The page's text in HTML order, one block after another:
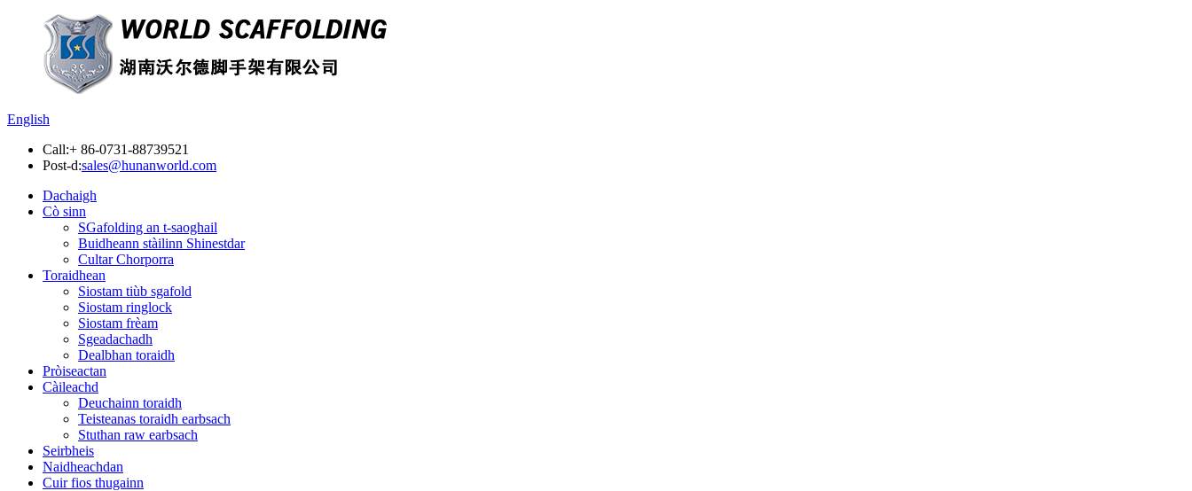
English
Call:+ 86-0731-88739521
Post-d:sales@hunanworld.com
Dachaigh
Cò sinn
SGafolding an t-saoghail
Buidheann stàilinn Shinestdar
Cultar Chorporra
Toraidhean
Siostam tiùb sgafold
Siostam ringlock
Siostam frèam
Sgeadachadh
Dealbhan toraidh
Pròiseactan
Càileachd
Deuchainn toraidh
Teisteanas toraidh earbsach
Stuthan raw earbsach
Seirbheis
Naidheachdan
Cuir fios thugainn